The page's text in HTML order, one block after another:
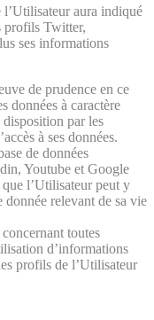
l’Utilisateur aura indiqué
profils Twitter,
ses informations
de prudence en ce
données à caractère
par les
à ses données.
de données
Youtube et Google
l’Utilisateur peut y
relevant de sa vie
toutes
d’informations
profils de l’Utilisateur